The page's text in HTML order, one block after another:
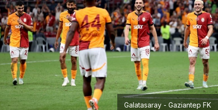
Galatasaray - Gaziantep FK